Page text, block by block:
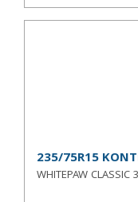
235/75R15
WHITEPAW